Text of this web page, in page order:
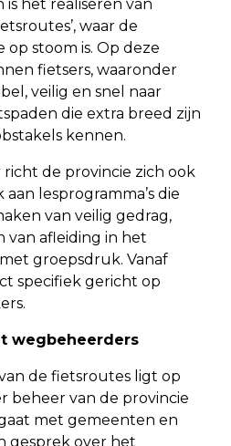
het realiseren van
waar de
op stoom is. Op deze
fietsers, waaronder
veilig en snel naar
die extra breed zijn
kennen.
de provincie zich ook
lesprogramma’s die
van veilig gedrag,
van afleiding in het
groepsdruk. Vanaf
specifiek gericht op
wegbeheerders
de fietsroutes ligt op
beheer van de provincie
met gemeenten en
gesprek over het